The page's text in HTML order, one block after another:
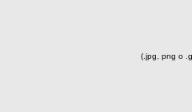
(.jpg, png o